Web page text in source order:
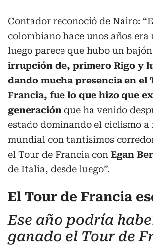
Contador reconoció de Nairo:
colombiano hace unos años
luego parece que hubo un
irrupción de, primero Rigo y
dando mucha presencia en el
Francia, fue lo que hizo que
generación que ha venido
estado dominando el ciclismo a
mundial con tantísimos
el Tour de Francia con Egan
de Italia, desde luego”.
El Tour de Francia
Ese año podría
ganado el Tour de